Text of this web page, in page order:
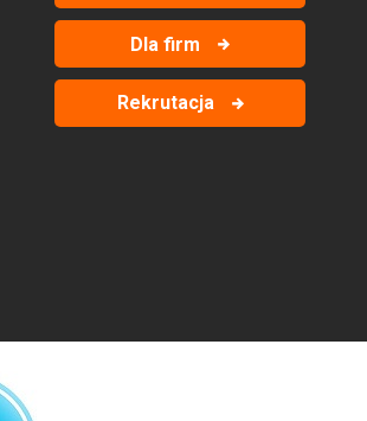
Dla firm
Rekrutacja